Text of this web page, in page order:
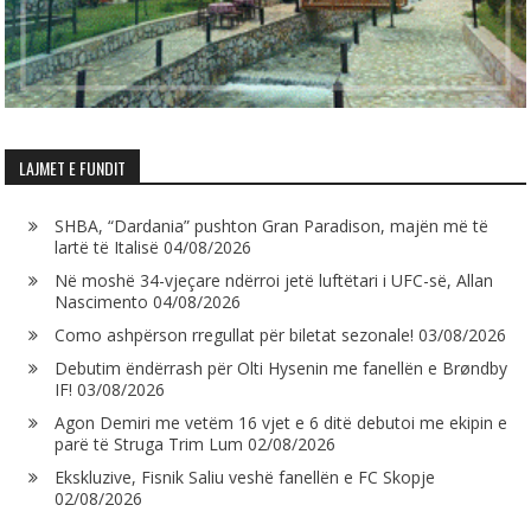
LAJMET E FUNDIT
SHBA, “Dardania” pushton Gran Paradison, majën më të
lartë të Italisë 04/08/2026
Në moshë 34-vjeçare ndërroi jetë luftëtari i UFC-së, Allan
Nascimento 04/08/2026
Como ashpërson rregullat për biletat sezonale! 03/08/2026
Debutim ëndërrash për Olti Hysenin me fanellën e Brøndby
IF! 03/08/2026
Agon Demiri me vetëm 16 vjet e 6 ditë debutoi me ekipin e
parë të Struga Trim Lum 02/08/2026
Ekskluzive, Fisnik Saliu veshë fanellën e FC Skopje
02/08/2026